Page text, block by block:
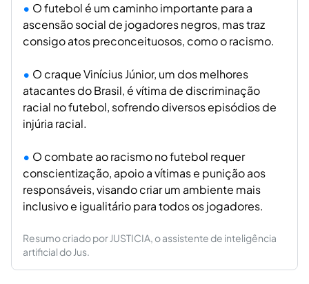
O futebol é um caminho importante para a
ascensão social de jogadores negros, mas traz
consigo atos preconceituosos, como o racismo.
O craque Vinícius Júnior, um dos melhores
atacantes do Brasil, é vítima de discriminação
racial no futebol, sofrendo diversos episódios de
injúria racial.
O combate ao racismo no futebol requer
conscientização, apoio a vítimas e punição aos
responsáveis, visando criar um ambiente mais
inclusivo e igualitário para todos os jogadores.
Resumo criado por JUSTICIA, o assistente de inteligência
artificial do Jus.